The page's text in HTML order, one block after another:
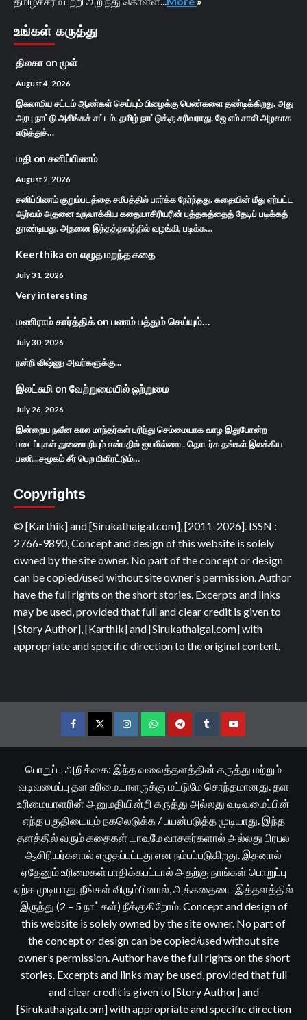
உங்கள் கருத்து
திலகா on முள்
August 4, 2026
இசுலாமிய சட்டம் ஆண்கள் செய்யும் பிழைக்கு பெண்களை தண்டிக்கிறது. அது
அரபு நாட்டு அசிங்கச் சட்டம். தமிழ் நாட்டுக்கு சரிவராது. ஜே எம் சாலி அழகாக
எடுத்துச்…
மதி on சனிப்பிணம்
August 2, 2026
சனிப்பிணம் குறும்படத்தை சமீபத்தில் பார்க்க நேர்ந்தது. கதையின் மீது ஏற்பட்ட
ஆர்வம் அதனை உருவாக்கிய கதையாசிரியரின் புத்தகத்தைத் தேடிப் படிக்கத்
தூண்டியது. அதனை இந்தத்தளத்தில் வழங்கி, படிக்க…
Keerthika on எழுத மறந்த கதை
July 31, 2026
Very interesting
மணிராம் கார்த்திக்on பணம் பத்தும் செய்யும்…
July 30, 2026
நன்றி விஷ்ணு அவர்களுக்கு...
இலட்சுமி on வேற்றுமையில் ஒற்றுமை
July 26, 2026
இன்றைய நவீன கால மாந்தர்கள் புரிந்து செம்மையாக வாழ இதுபோன்ற
படைப்புகள் துணைபுரியும் என்பதில் ஐயமில்லை . தொடர்க தங்கள் இலக்கிய
பணி...சமூகம் சீர் பெற மிளிரட்டும்…
Copyrights
© [Karthik] and [Sirukathaigal.com], [2011-2026]. ISSN :
2766-9890, Concept and design of this website is solely
owned by the site owner. No part of the concept or design
can be copied/used without site owner's permission. Author
have the full rights on the short stories. Excerpts and links
may be used, provided that full and clear credit is given to
[Story Author], [Karthik] and [Sirukathaigal.com] with
appropriate and specific direction to the original content.
FacebookTwitterInstagramWhatsappTelegramTumblrYouTube
பொறுப்பு அறிக்கை: இந்த வலைத்தளத்தின் கருத்து மற்றும்
வடிவமைப்பு தள உரிமையாளருக்கு மட்டுமே சொந்தமானது. தள
உரிமையாளரின் அனுமதியின்றி கருத்து அல்லது வடிவமைப்பின்
எந்த பகுதியையும் நகலெடுக்க / பயன்படுத்த முடியாது. இந்த
தளத்தில் வரும் கதைகள் யாவுமே வாசகர்களால் அல்லது பிரபல
ஆசிரியர்களால் எழுதப்பட்டது என நம்பப்படுகிறது. இதனால்
ஏதேனும் உரிமைகள் பாதிக்கபட்டால் அதற்கு நாங்கள் பொறுப்பு
ஏற்க முடியாது. நீங்கள் விரும்பினால், அக்கதையை இத்தளத்தில்
இருந்து (2 – 5 நாட்கள்) நீக்குகிறோம். Concept and design of
this website is solely owned by the site owner. No part of
the concept or design can be copied/used without site
owner’s permission. Author have the full rights on the short
stories. Excerpts and links may be used, provided that full
and clear credit is given to [Story Author] and
[Sirukathaigal.com] with appropriate and specific direction